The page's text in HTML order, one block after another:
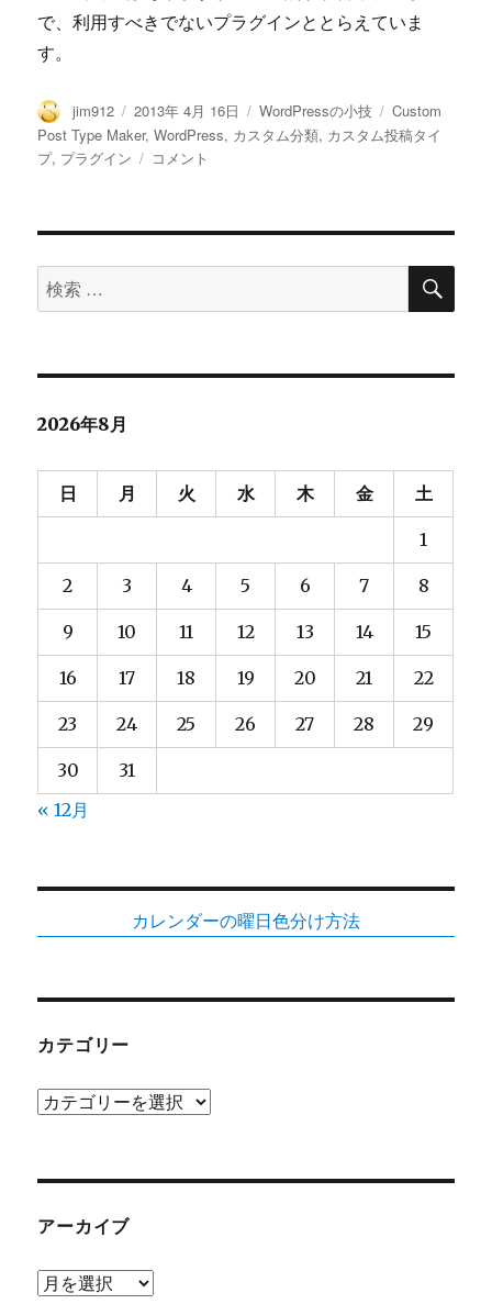
で、利用すべきでないプラグインととらえていま
す。
投
稿
者
jim912
投
稿
日:
2013年 4月 16日
カ
テ
WordPressの小技
タ
グ
Custom
Post Type Maker,WordPress, カスタム分類, カスタム投稿タイ
プ, プラグイン
カ
ム
稿
イ
Custom
Post
コメント
検
索
象:
検
2026年8月
日 月 火 水 木 金 土
1
2 3 4 5 6 7 8
9 10 11 12 13 14 15
16 17 18 19 20 21 22
23 24 25 26 27 28 29
30
31
« 12月
カレンダーの曜日色分け方法
カテゴリー
カ
ー
アーカイブ
ア